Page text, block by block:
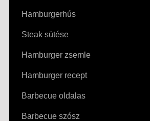
Hamburgerhús
Steak sütése
Hamburger zsemle
Hamburger recept
Barbecue oldalas
Barbecue szósz